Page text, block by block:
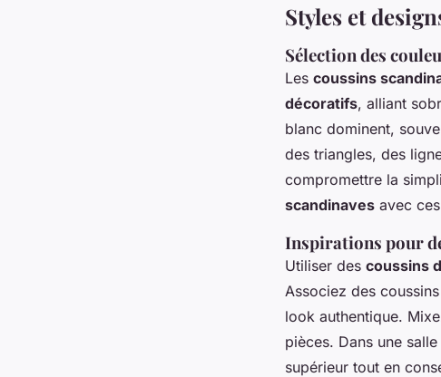
Styles et
Sélection des
Les coussins
décoratifs, alliant
blanc dominent,
des triangles, des
compromettre la
scandinaves avec
Inspirations pour
Utiliser des coussins
Associez des
look authentique.
pièces. Dans une
supérieur tout en